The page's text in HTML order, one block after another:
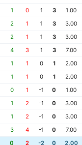
1 0 1 3
1.00
2 1 1 3
3.00
2 1 1 3
3.00
4 3 1 3
7.00
1 1 0 1
2.00
1 1 0 1
2.00
0 1 -1 0
1.00
1 2 -1 0
3.00
1 2 -1 0
3.00
3 4 -1 0
7.00
0 2 -2 0 2.00